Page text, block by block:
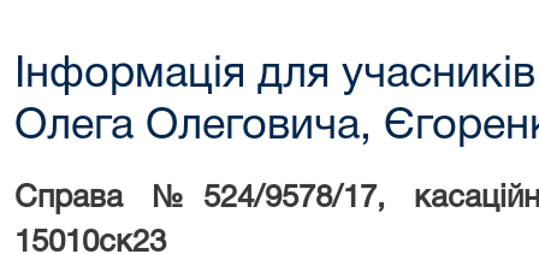
Інформація для
Олега Олеговича,
Справа №524/9578/17,
15010ск23